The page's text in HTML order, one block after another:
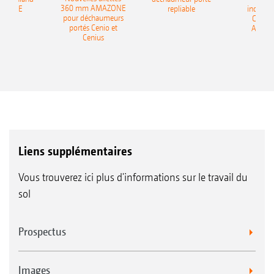
mécanique d’étanchéité métallique
Totalement exempts de maintenance avec
Système de couteaux souples* pour le rouleau suiveur
WW
360 mm AMAZONE
pour déchaumeurs
portés Cenio et
Cenius
repliable
Liens supplémentaires
Vous trouverez ici plus d'informations sur le travail du
sol
Prospectus
Images